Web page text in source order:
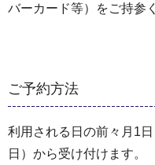
バーカード等）をご持参
ご予約方法
利用される日の前々月1
日）から受け付けます。